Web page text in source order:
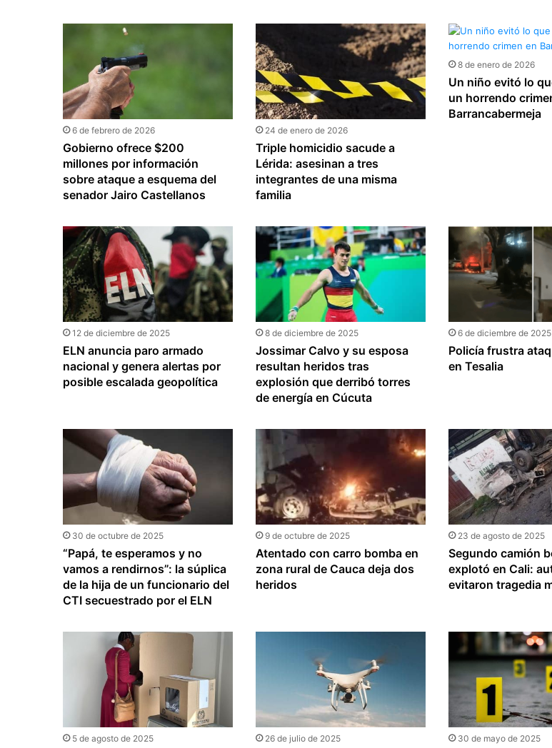
6 de febrero de 2026
Gobierno ofrece $200
millones por información
sobre ataque a esquema del
senador Jairo Castellanos
24 de enero de 2026
Triple homicidio sacude a
Lérida: asesinan a tres
integrantes de una misma
familia
8 de enero de 2026
Un niño evitó lo
un horrendo
Barrancabermeja
12 de diciembre de 2025
ELN anuncia paro armado
nacional y genera alertas por
posible escalada geopolítica
8 de diciembre de 2025
Jossimar Calvo y su esposa
resultan heridos tras
explosión que derribó torres
de energía en Cúcuta
6 de diciembre de 2025
Policía frustra
en Tesalia
30 de octubre de 2025
“Papá, te esperamos y no
vamos a rendirnos”: la súplica
de la hija de un funcionario del
CTI secuestrado por el ELN
9 de octubre de 2025
Atentado con carro bomba en
zona rural de Cauca deja dos
heridos
23 de agosto de 2025
Segundo camión
explotó en Cali:
evitaron tragedia
5 de agosto de 2025 26 de julio de 2025 30 de mayo de 2025